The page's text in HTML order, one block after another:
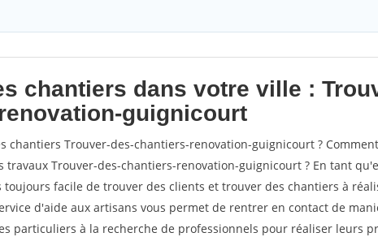
chantiers dans votre ville :
guignicourt
chantiers Trouver-des-chantiers-renovation-guignicourt ?
travaux Trouver-des-chantiers-renovation-guignicourt ? En tant
toujours facile de trouver des clients et trouver des chantiers à
d'aide aux artisans vous permet de rentrer en contact de
particuliers à la recherche de professionnels pour réaliser leurs